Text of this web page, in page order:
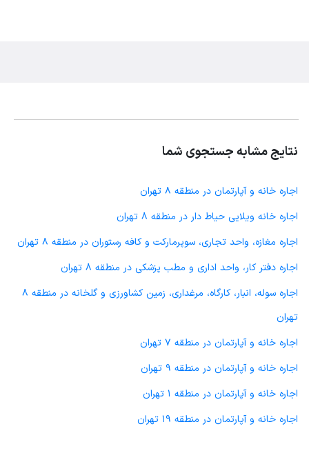
نتایج مشابه جستجوی شما
اجاره خانه و آپارتمان در منطقه 8 تهران
اجاره خانه ویلایی حیاط دار در منطقه 8 تهران
اجاره مغازه، واحد تجاری، سوپرمارکت و کافه رستوران در منطقه 8 تهران
اجاره دفتر کار، واحد اداری و مطب پزشکی در منطقه 8 تهران
اجاره سوله، انبار، کارگاه، مرغداری، زمین کشاورزی و گلخانه در منطقه 8
تهران
اجاره خانه و آپارتمان در منطقه 7 تهران
اجاره خانه و آپارتمان در منطقه 9 تهران
اجاره خانه و آپارتمان در منطقه 1 تهران
اجاره خانه و آپارتمان در منطقه 19 تهران